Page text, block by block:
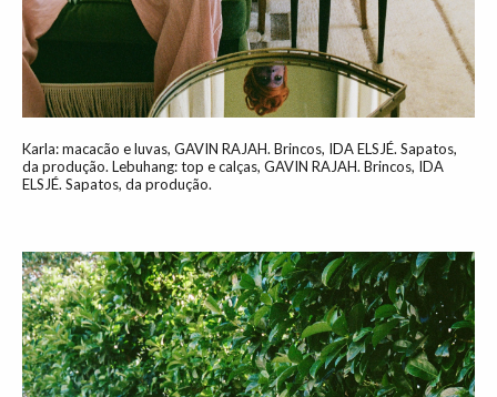
Karla: macacão e luvas, GAVIN RAJAH. Brincos, IDA ELSJÉ. Sapatos,
da produção. Lebuhang: top e calças, GAVIN RAJAH. Brincos, IDA
ELSJÉ. Sapatos, da produção.